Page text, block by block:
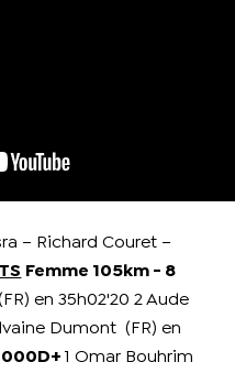
– Richard Couret –
Femme 105km - 8
en 35h02'20 2 Aude
Dumont (FR) en
000D+ 1 Omar Bouhrim